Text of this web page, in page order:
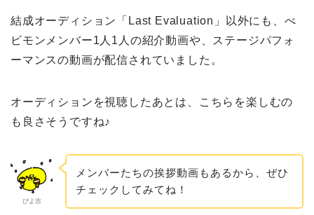
結成オーディション「Last Evaluation」以外にも、べ
ビモンメンバー1人1人の紹介動画や、ステージパフォ
ーマンスの動画が配信されていました。
オーディションを視聴したあとは、こちらを楽しむの
も良さそうですね♪
ぴよ吉
メンバーたちの挨拶動画もあるから、ぜひ
チェックしてみてね！